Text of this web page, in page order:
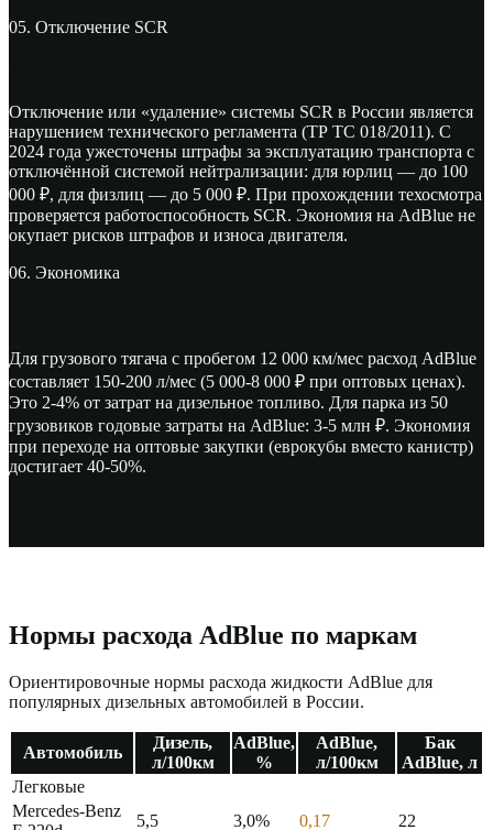
05. Отключение SCR
Отключение или «удаление» системы SCR в России является
нарушением технического регламента (ТР ТС 018/2011). С
2024 года ужесточены штрафы за эксплуатацию транспорта с
отключённой системой нейтрализации: для юрлиц — до 100
000 ₽, для физлиц — до 5 000 ₽. При прохождении техосмотра
проверяется работоспособность SCR. Экономия на AdBlue не
окупает рисков штрафов и износа двигателя.
06. Экономика
Для грузового тягача с пробегом 12 000 км/мес расход AdBlue
составляет 150-200 л/мес (5 000-8 000 ₽ при оптовых ценах).
Это 2-4% от затрат на дизельное топливо. Для парка из 50
грузовиков годовые затраты на AdBlue: 3-5 млн ₽. Экономия
при переходе на оптовые закупки (еврокубы вместо канистр)
достигает 40-50%.
Нормы расхода AdBlue по маркам
Ориентировочные нормы расхода жидкости AdBlue для
популярных дизельных автомобилей в России.
Автомобиль
Дизель,
л/100км
AdBlue,
%
AdBlue,
л/100км
Бак
AdBlue, л
Легковые
Mercedes-Benz
5,5 3,0% 0,17 22